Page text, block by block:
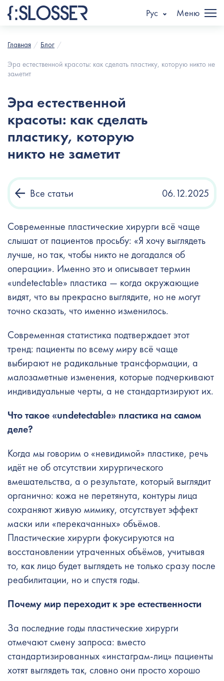
Рус Меню
Главная
Блог
Эра естественной красоты: как сделать пластику, которую никто не
заметит
Эра естественной
красоты: как сделать
пластику, которую
никто не заметит
Все статьи 06.12.2025
Современные пластические хирурги всё чаще
слышат от пациентов просьбу: «Я хочу выглядеть
лучше, но так, чтобы никто не догадался об
операции». Именно это и описывает термин
«undetectable» пластика — когда окружающие
видят, что вы прекрасно выглядите, но не могут
точно сказать, что именно изменилось.
Современная статистика подтверждает этот
тренд: пациенты по всему миру всё чаще
выбирают не радикальные трансформации, а
малозаметные изменения, которые подчеркивают
индивидуальные черты, а не стандартизируют их.
Что такое «undetectable» пластика на самом
деле?
Когда мы говорим о «невидимой» пластике, речь
идёт не об отсутствии хирургического
вмешательства, а о результате, который выглядит
органично: кожа не перетянута, контуры лица
сохраняют живую мимику, отсутствует эффект
маски или «перекачанных» объёмов.
Пластические хирурги фокусируются на
восстановлении утраченных объёмов, учитывая
то, как лицо будет выглядеть не только сразу после
реабилитации, но и спустя годы.
Почему мир переходит к эре естественности
За последние годы пластические хирурги
отмечают смену запроса: вместо
стандартизированных «инстаграм-лиц» пациенты
хотят выглядеть так, словно они просто хорошо